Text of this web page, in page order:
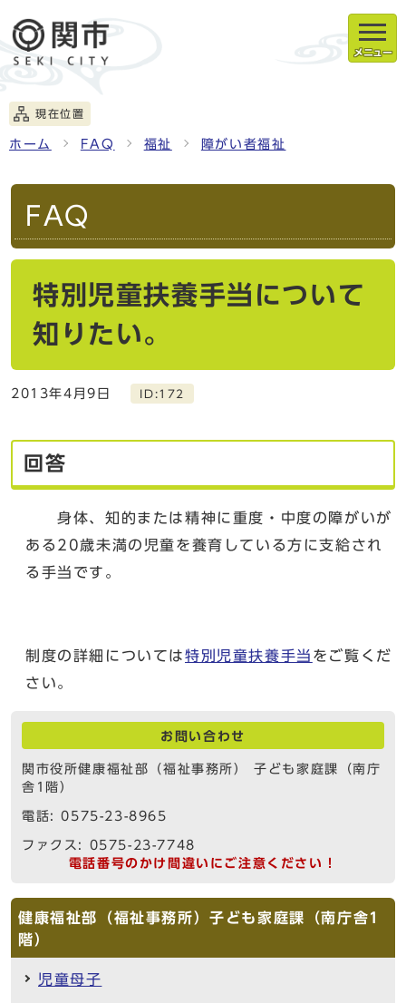
メニュー
現在位置
ホーム FAQ 福祉 障がい者福祉
FAQ
特別児童扶養手当について
知りたい。
2013年4月9日 ID:172
回答
身体、知的または精神に重度・中度の障がいが
ある20歳未満の児童を養育している方に支給され
る手当です。
制度の詳細については特別児童扶養手当 をご覧くだ
さい。
お問い合わせ
関市役所健康福祉部（福祉事務所） 子ども家庭課（南庁
舎1階）
電話: 0575-23-8965
ファクス: 0575-23-7748
電話番号のかけ間違いにご注意ください！
健康福祉部（福祉事務所）子ども家庭課（南庁舎1
階）
児童母子